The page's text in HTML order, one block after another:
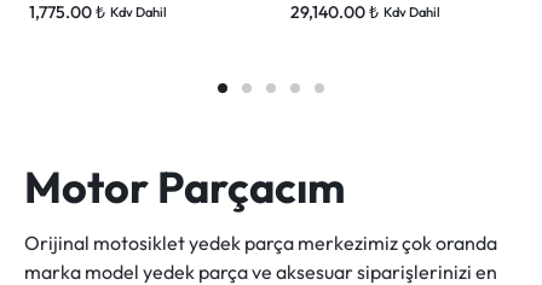
1,775.00₺ Kdv Dahil
29,140.00₺ Kdv Dahil
Motor Parçacım
Orijinal motosiklet yedek parça merkezimiz çok oranda
marka model yedek parça ve aksesuar siparişlerinizi en